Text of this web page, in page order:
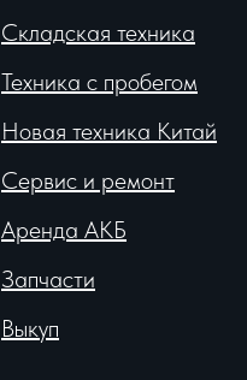
Складская техника
Техника с пробегом
Новая техника Китай
Сервис и ремонт
Аренда АКБ
Запчасти
Выкуп